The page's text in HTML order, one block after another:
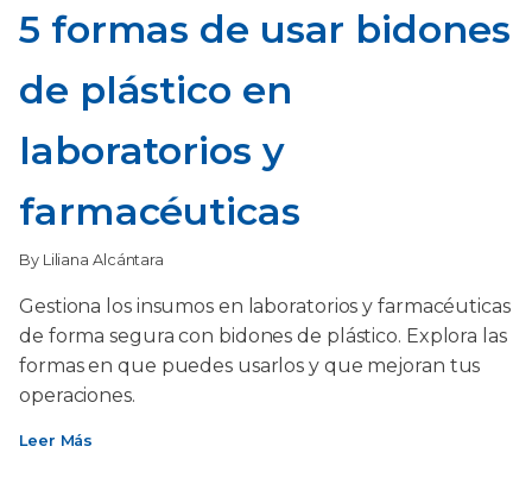
5 formas de usar bidones
de plástico en
laboratorios y
farmacéuticas
By Liliana Alcántara
Gestiona los insumos en laboratorios y farmacéuticas
de forma segura con bidones de plástico. Explora las
formas en que puedes usarlos y que mejoran tus
operaciones.
Leer Más